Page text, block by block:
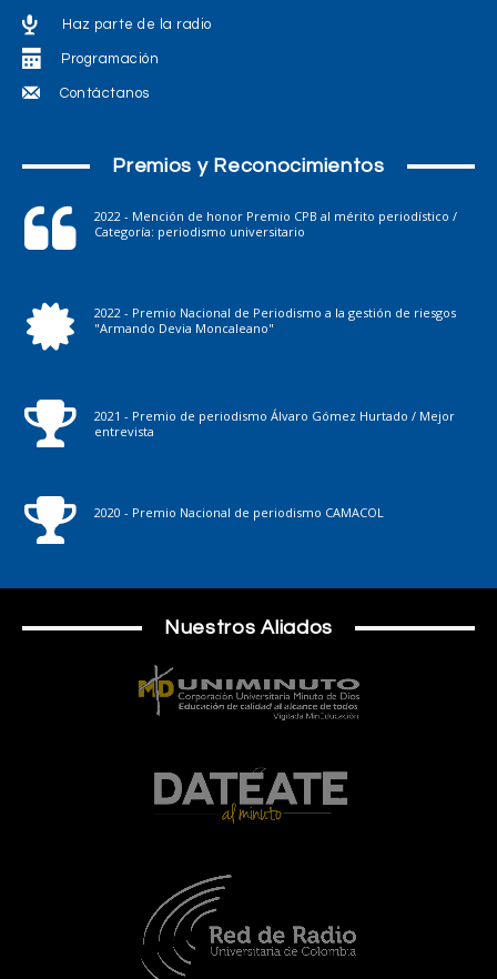
Haz parte de la radio
Programación
Contáctanos
Premios y Reconocimientos
2022 - Mención de honor Premio CPB al mérito periodístico /
Categoría: periodismo universitario
2022 - Premio Nacional de Periodismo a la gestión de riesgos
"Armando Devia Moncaleano"
2021 - Premio de periodismo Álvaro Gómez Hurtado / Mejor
entrevista
2020 - Premio Nacional de periodismo CAMACOL
Nuestros Aliados